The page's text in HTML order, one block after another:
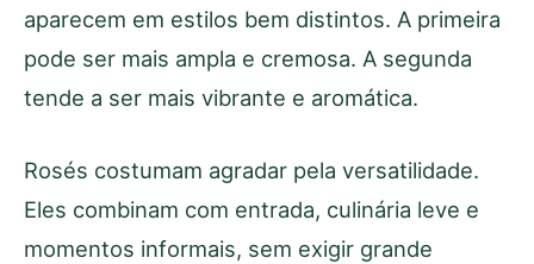
aparecem em estilos bem distintos. A primeira
pode ser mais ampla e cremosa. A segunda
tende a ser mais vibrante e aromática.
Rosés costumam agradar pela versatilidade.
Eles combinam com entrada, culinária leve e
momentos informais, sem exigir grande